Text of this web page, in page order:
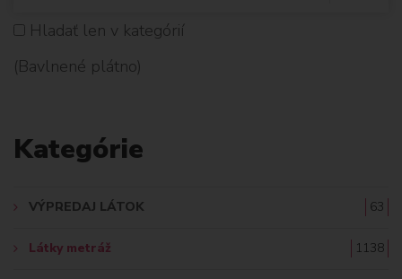
D
Hladať len v kategórií
(Bavlnené plátno)
Kategórie
VÝPREDAJ LÁTOK 63
Látky metráž 1138